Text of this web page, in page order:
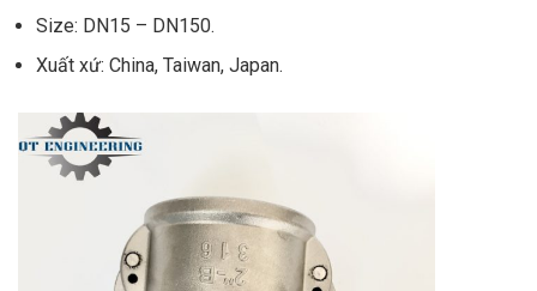
Size: DN15 – DN150.
Xuất xứ: China, Taiwan, Japan.